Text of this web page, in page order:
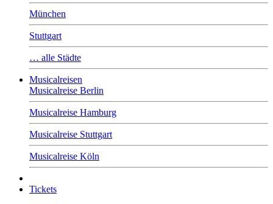
München
Stuttgart
… alle Städte
Musicalreisen
Musicalreise Berlin
Musicalreise Hamburg
Musicalreise Stuttgart
Musicalreise Köln
Tickets